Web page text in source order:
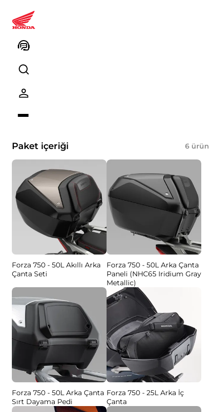
Şehir Paketi (NHC65 Gray -
Cushion Black Red)
Ürün kodu
Paket içeriği 6 ürün
Forza 750 - 50L Akıllı Arka
Çanta Seti
Forza 750 - 50L Arka Çanta
Paneli (NHC65 Iridium Gray
Metallic)
Forza 750 - 50L Arka Çanta
Sırt Dayama Pedi
Forza 750 - 25L Arka İç
Çanta